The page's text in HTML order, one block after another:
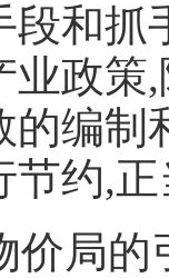
段和抓
业政策
的编制
节约,
价局